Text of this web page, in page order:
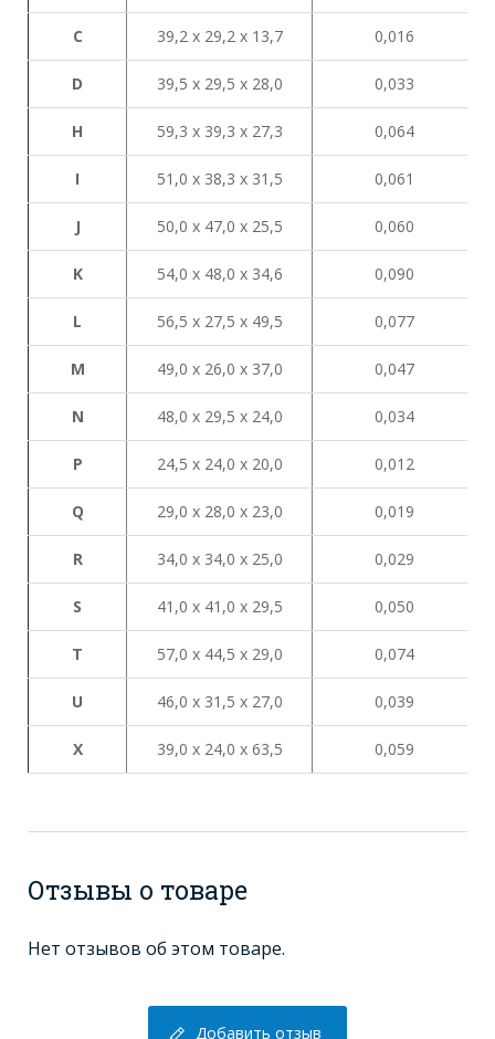
C 39,2 х 29,2 х 13,7 0,016
D 39,5 х 29,5 х 28,0 0,033
H 59,3 х 39,3 х 27,3 0,064
I 51,0 х 38,3 х 31,5 0,061
J 50,0 х 47,0 х 25,5 0,060
K 54,0 х 48,0 х 34,6 0,090
L 56,5 х 27,5 х 49,5 0,077
М 49,0 х 26,0 х 37,0 0,047
N 48,0 х 29,5 х 24,0 0,034
P 24,5 х 24,0 х 20,0 0,012
Q 29,0 х 28,0 х 23,0 0,019
R 34,0 х 34,0 х 25,0 0,029
S 41,0 х 41,0 х 29,5 0,050
Т 57,0 х 44,5 х 29,0 0,074
U 46,0 х 31,5 х 27,0 0,039
X 39,0 х 24,0 х 63,5 0,059
Отзывы о товаре
Нет отзывов об этом товаре.
Добавить отзыв